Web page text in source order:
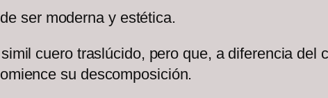
ser moderna y estética.
cuero traslúcido, pero que, a diferencia del
su descomposición.